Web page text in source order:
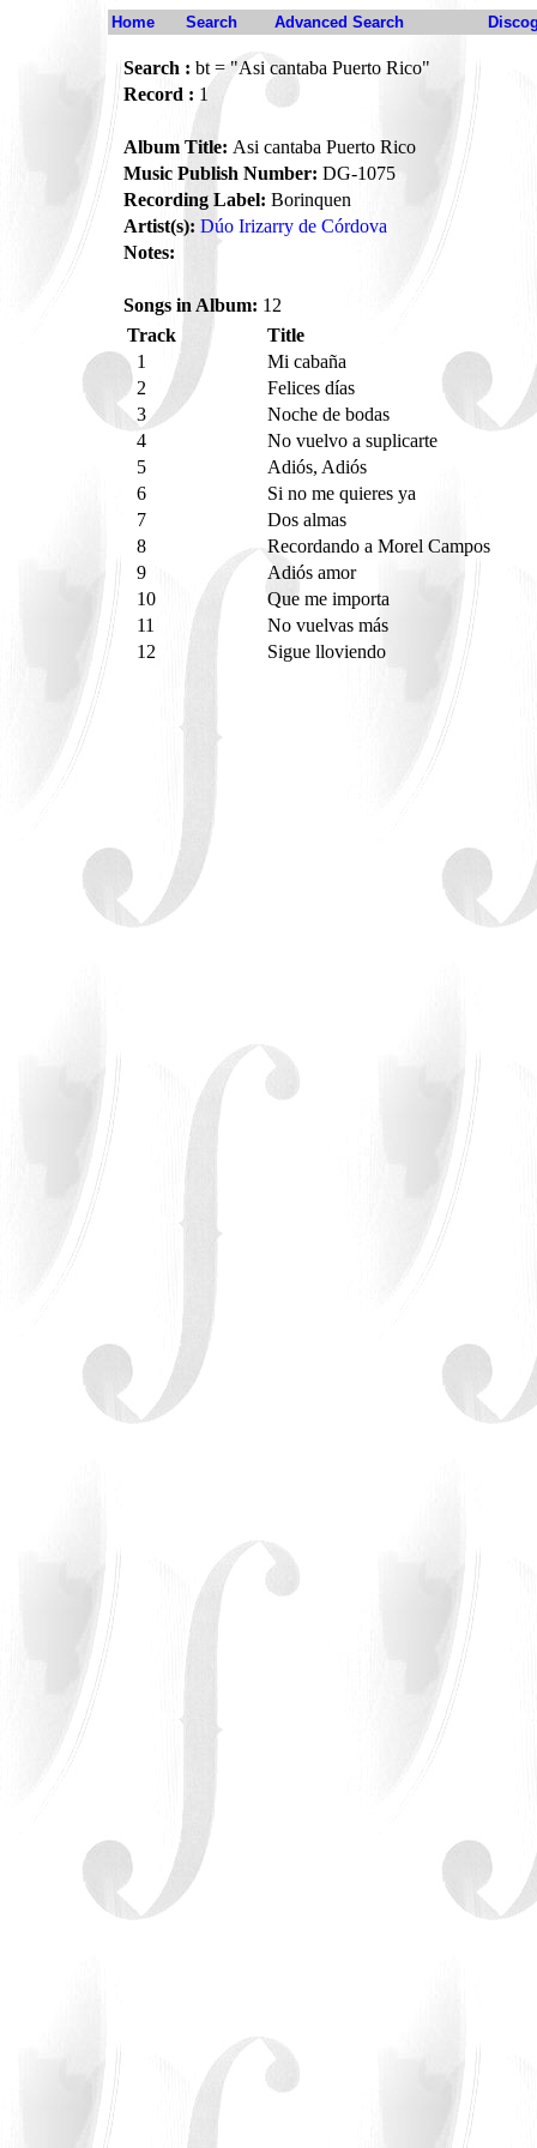
Home Search Advanced Search
Search : bt = "Asi cantaba Puerto Rico"
Record : 1
Album Title: Asi cantaba Puerto Rico
Music Publish Number: DG-1075
Recording Label: Borinquen
Artist(s): Dúo Irizarry de Córdova
Notes:
Songs in Album: 12
Track
Title
1
Mi cabaña
2
Felices días
3
Noche de bodas
4
No vuelvo a suplicarte
5
Adiós, Adiós
6
Si no me quieres ya
7
Dos almas
8
Recordando a Morel Campos
9
Adiós amor
10
Que me importa
11
No vuelvas más
12
Sigue lloviendo